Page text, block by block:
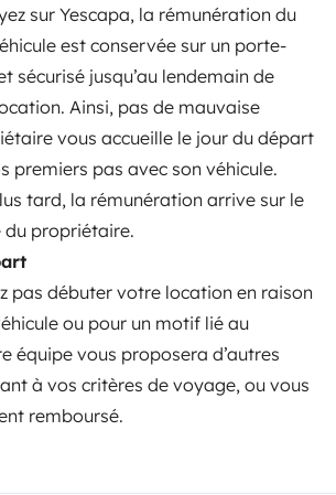
sur Yescapa, la rémunération du
est conservée sur un porte-
sécurisé jusqu’au lendemain de
Ainsi, pas de mauvaise
vous accueille le jour du départ
premiers pas avec son véhicule.
tard, la rémunération arrive sur le
propriétaire.
pas débuter votre location en raison
ou pour un motif lié au
équipe vous proposera d’autres
à vos critères de voyage, ou vous
remboursé.
sécurisés
fois
dans
Disponible sur
Google Play